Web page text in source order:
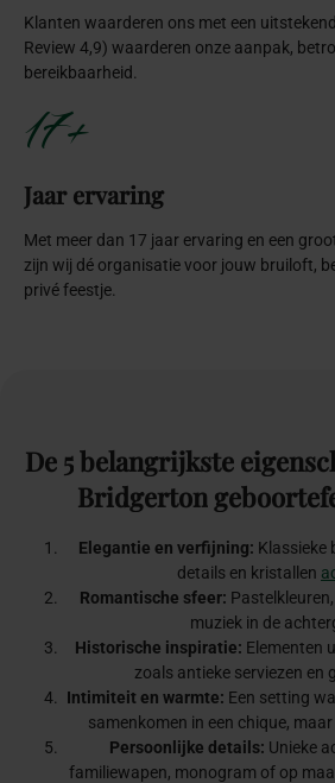
Klanten waarderen ons met een
Review 4,9) waarderen onze aanpak,
bereikbaarheid.
17+
Jaar ervaring
Met meer dan 17 jaar ervaring en een
zijn wij dé organisatie voor jouw bruiloft,
privé feestje.
De 5belangrijkste
Bridgerton
Elegantie en verfijning: Klassieke
details en kristallen
Romantische sfeer:
muziek in de
Historische inspiratie: Elementen
zoals antieke serviezen en
Intimiteit en warmte: Een setting
samenkomen in een chique,
Persoonlijke details: Unieke
familiewapen, monogram of op